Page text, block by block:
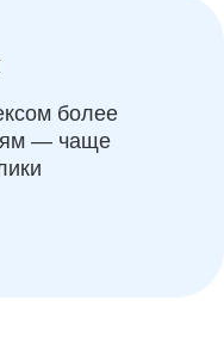
более
— чаще